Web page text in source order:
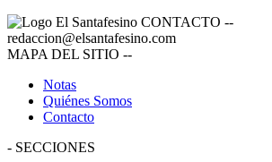
CONTACTO --
redaccion@elsantafesino.com
MAPA DEL SITIO --
Notas
Quiénes Somos
Contacto
- SECCIONES